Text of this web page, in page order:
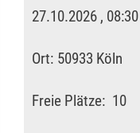
27.10.2026 ,
Ort: 50933 Köln
Freie Plätze: 10